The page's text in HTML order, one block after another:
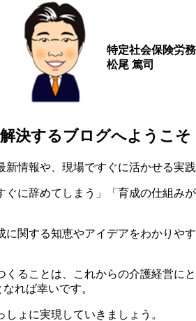
特定社会保険労
松尾 篤司
決するブログへようこそ
情報や、現場ですぐに活かせる実
ぐに辞めてしまう」「育成の仕組
関する知恵やアイデアをわかりや
ることは、これからの介護経営に
れば幸いです。
ょに実現していきましょう。